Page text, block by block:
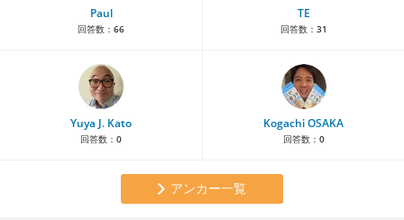
Paul
回答数： 66
TE
回答数： 31
Yuya J. Kato
回答数： 0
Kogachi OSAKA
回答数： 0
アンカー一覧